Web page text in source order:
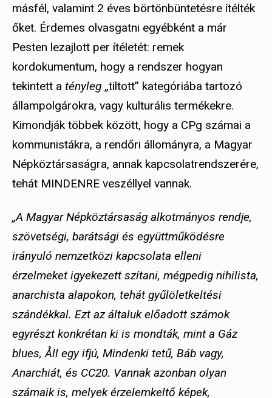
másfél, valamint 2 éves börtönbüntetésre ítélték
őket. Érdemes olvasgatni egyébként a már
Pesten lezajlott per ítéletét: remek
kordokumentum, hogy a rendszer hogyan
tekintett a tényleg „tiltott” kategóriába tartozó
állampolgárokra, vagy kulturális termékekre.
Kimondják többek között, hogy a CPg számai a
kommunistákra, a rendőri állományra, a Magyar
Népköztársaságra, annak kapcsolatrendszerére,
tehát MINDENRE veszéllyel vannak.
„A Magyar Népköztársaság alkotmányos rendje,
szövetségi, barátsági és együttműködésre
irányuló nemzetközi kapcsolata elleni
érzelmeket igyekezett szítani, mégpedig nihilista,
anarchista alapokon, tehát gyűlöletkeltési
szándékkal. Ezt az általuk előadott számok
egyrészt konkrétan ki is mondták, mint a Gáz
blues, Åll egy ifjú, Mindenki tetű, Báb vagy,
Anarchiát, és CC20. Vannak azonban olyan
számaik is, melyek érzelemkeltő képek,